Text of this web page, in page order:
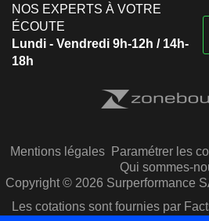
NOS EXPERTS À VOTRE
ÉCOUTE
Lundi - Vendredi 9h-12h / 14h-
18h
Mentions légales Paramétrer les
Qui sommes-
Copyright © 2026 Surperformance
Les cotations sont fournies par